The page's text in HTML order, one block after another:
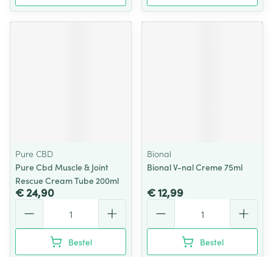
Pure CBD
Pure Cbd Muscle & Joint
Rescue Cream Tube 200ml
€ 24,90
Bestel
Bional
Bional V-nal Creme 75ml
€ 12,99
Bestel